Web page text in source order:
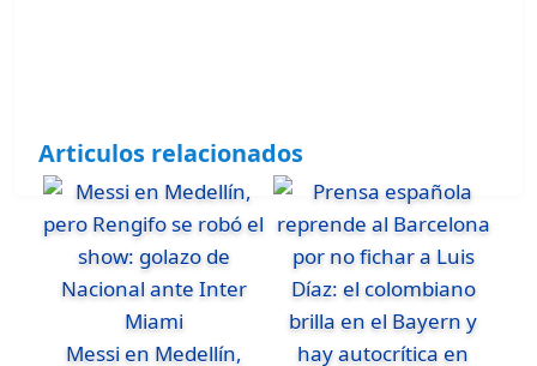
Articulos relacionados
Messi en Medellín,